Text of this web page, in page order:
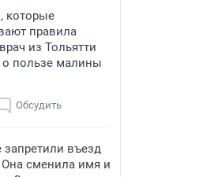
которые
правила
из Тольятти
о пользе малины
Обсудить
запретили въезд
сменила имя и